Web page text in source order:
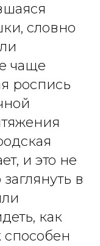
словно
чаще
роспись
и это не
в
как